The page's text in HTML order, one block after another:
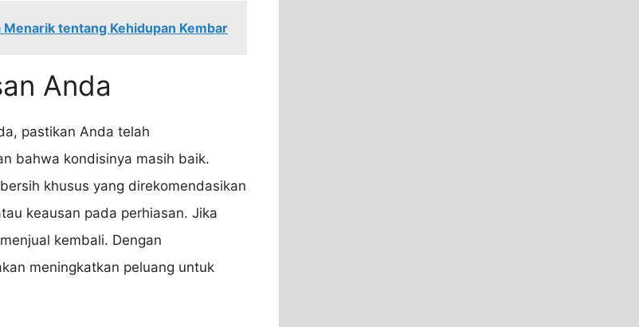
tentang Kehidupan Kembar
Anda
pastikan Anda telah
bahwa kondisinya masih baik.
khusus yang direkomendasikan
keausan pada perhiasan. Jika
kembali. Dengan
meningkatkan peluang untuk